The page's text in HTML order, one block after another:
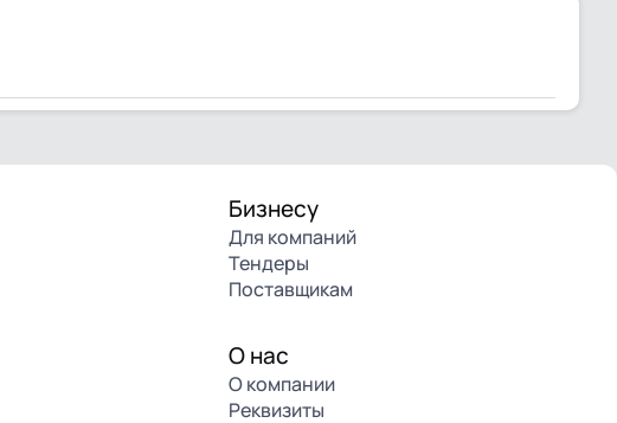
Бизнесу
Для компаний
Тендеры
Поставщикам
О нас
О компании
Реквизиты